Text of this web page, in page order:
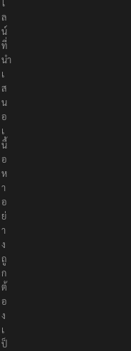
ไ
ล
น์
ที่
นำ
เ
ส
น
อ
เ
นื้
อ
ห
า
อ
ย่
า
ง
ถู
ก
ต้
อ
ง
เ
ป็